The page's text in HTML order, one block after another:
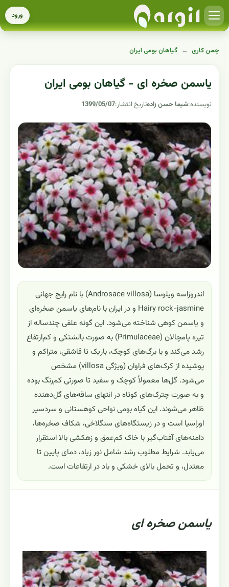
ورود
چمن کاری ← گیاهان بومی ایران
یاسمن صخره ای - گیاهان بومی ایران
نویسنده:شیما حسن زادهتاریخ انتشار:1399/05/07
اندروزاسه ویلوسا (Androsace villosa) با نام رایج جهانی
Hairy rock-jasmine و در ایران با نام‌های یاسمن صخره‌ای
و یاسمن کوهی شناخته می‌شود. این گونه علفی چندساله از
تیره پامچالان (Primulaceae) به صورت بالشتکی و کم‌ارتفاع
رشد می‌کند و با برگ‌های کوچک، باریک تا قاشقی، متراکم و
پوشیده از کرک‌های فراوان (ویژگی villosa) مشخص
می‌شود. گل‌ها معمولاً کوچک و سفید تا صورتی کم‌رنگ بوده
و به صورت چترک‌های کوتاه در انتهای ساقه‌های گل‌دهنده
ظاهر می‌شوند. این گیاه بومی نواحی کوهستانی و سردسیر
اوراسیا است و در زیستگاه‌های سنگلاخی، شکاف صخره‌ها،
دامنه‌های آفتاب‌گیر با خاک کم‌عمق و زهکشی بالا استقرار
می‌یابد. شرایط مطلوب رشد شامل نور زیاد، دمای پایین تا
معتدل، و تحمل بالای خشکی و باد در ارتفاعات است.
یاسمن صخره ای